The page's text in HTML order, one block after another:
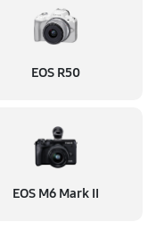
EOS R50
EOS M6 Mark II